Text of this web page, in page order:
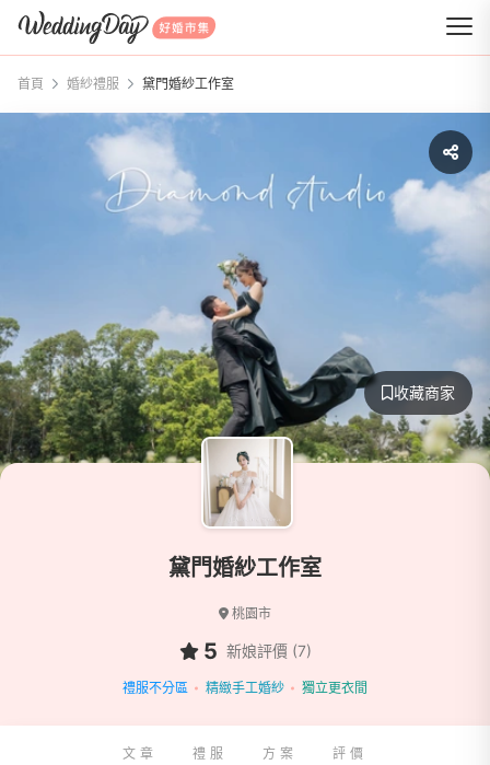
WeddingDay 好婚市集
首頁 婚紗禮服 黛門婚紗工作室
收藏商家
黛門婚紗工作室
桃園市
5 新娘評價 (7)
禮服不分區 精緻手工婚紗 獨立更衣間
文章 禮服 方案 評價